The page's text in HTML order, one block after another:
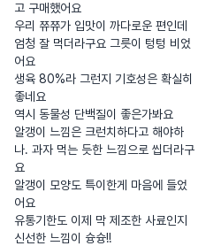
고 구매했어요
우리 쮸쮸가 입맛이 까다로운 편인데
엄청 잘 먹더라구요 그릇이 텅텅 비었
어요
생육 80%라 그런지 기호성은 확실히
좋네요
역시 동물성 단백질이 좋은가봐요
알갱이 느낌은 크런치하다고 해야하
나. 과자 먹는 듯한 느낌으로 씹더라구
요
알갱이 모양도 특이한게 마음에 들었
어요
유통기한도 이제 막 제조한 사료인지
신선한 느낌이 슝슝!!